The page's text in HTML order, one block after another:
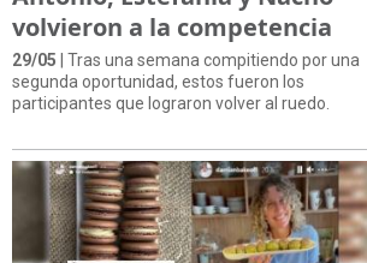
volvieron a la competencia
29/05 | Tras una semana compitiendo por una
segunda oportunidad, estos fueron los
participantes que lograron volver al ruedo.